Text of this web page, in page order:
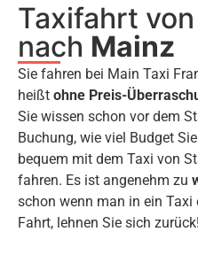
Taxifahrt von
nach Mainz
Sie fahren bei Main Taxi
heißt ohne Preis-
Sie wissen schon vor dem
Buchung, wie viel Budget
bequem mit dem Taxi von
fahren. Es ist angenehm zu
schon wenn man in ein Taxi
Fahrt, lehnen Sie sich zurück!